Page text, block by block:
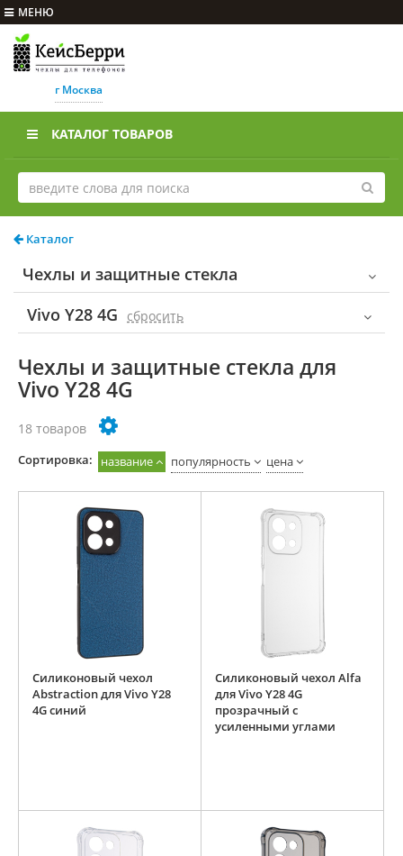
МЕНЮ
г Москва
КАТАЛОГ ТОВАРОВ
Каталог
Чехлы и защитные стекла
Vivo Y28 4G
cбросить
Чехлы и защитные стекла для
Vivo Y28 4G
18 товаров
Cортировка: название популярность цена
Силиконовый чехол
Abstraction для Vivo Y28
4G синий
Силиконовый чехол Alfa
для Vivo Y28 4G
прозрачный с
усиленными углами